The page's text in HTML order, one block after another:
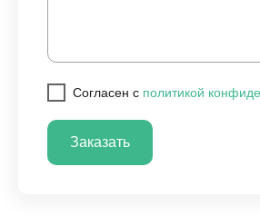
Cогласен с политикой
Заказать